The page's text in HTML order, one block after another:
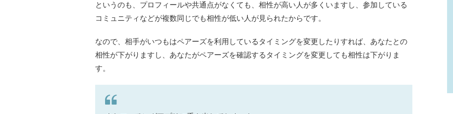
というのも、プロフィールや共通点がなくても、相性が高い人が多くいますし、参加している
コミュニティなどが複数同じでも相性が低い人が見られたからです。
なので、相手がいつもはペアーズを利用しているタイミングを変更したりすれば、あなたとの
相性が下がりますし、あなたがペアーズを確認するタイミングを変更しても相性は下がりま
す。